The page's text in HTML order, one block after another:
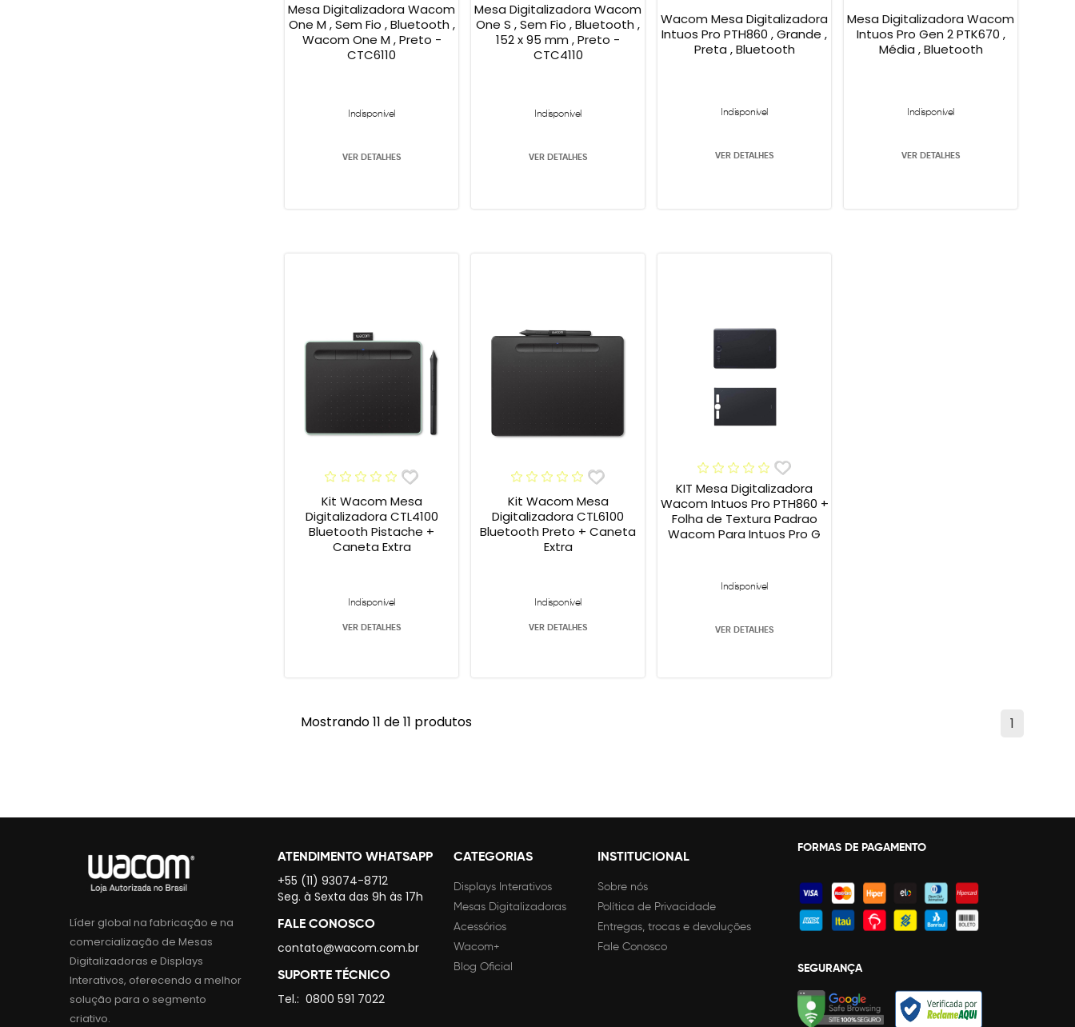
Mesa Digitalizadora Wacom
One M , Sem Fio , Bluetooth ,
Wacom One M , Preto -
CTC6110
Indisponível
VER DETALHES
Mesa Digitalizadora Wacom
One S , Sem Fio , Bluetooth ,
152 x 95 mm , Preto -
CTC4110
Indisponível
VER DETALHES
Wacom Mesa Digitalizadora
Intuos Pro PTH860 , Grande ,
Preta , Bluetooth
Indisponível
VER DETALHES
Mesa Digitalizadora Wacom
Intuos Pro Gen 2 PTK670 ,
Média , Bluetooth
Indisponível
VER DETALHES
Kit Wacom Mesa
Digitalizadora CTL4100
Bluetooth Pistache +
Caneta Extra
Indisponível
VER DETALHES
Kit Wacom Mesa
Digitalizadora CTL6100
Bluetooth Preto + Caneta
Extra
Indisponível
VER DETALHES
KIT Mesa Digitalizadora
Wacom Intuos Pro PTH860 +
Folha de Textura Padrao
Wacom Para Intuos Pro G
Indisponível
VER DETALHES
1
Mostrando 11 de 11 produtos
Líder global na fabricação e na
comercialização de Mesas
Digitalizadoras e Displays
Interativos, oferecendo a melhor
solução para o segmento
criativo.
ATENDIMENTO WHATSAPP
+55 (11) 93074-8712
Seg. à Sexta das 9h às 17h
FALE CONOSCO
contato@wacom.com.br
SUPORTE TÉCNICO
Tel.: 0800 591 7022
CATEGORIAS
Displays Interativos
Mesas Digitalizadoras
Acessórios
Wacom+
Blog Oficial
INSTITUCIONAL
Sobre nós
Política de Privacidade
Entregas, trocas e devoluções
Fale Conosco
FORMAS DE PAGAMENTO
SEGURANÇA